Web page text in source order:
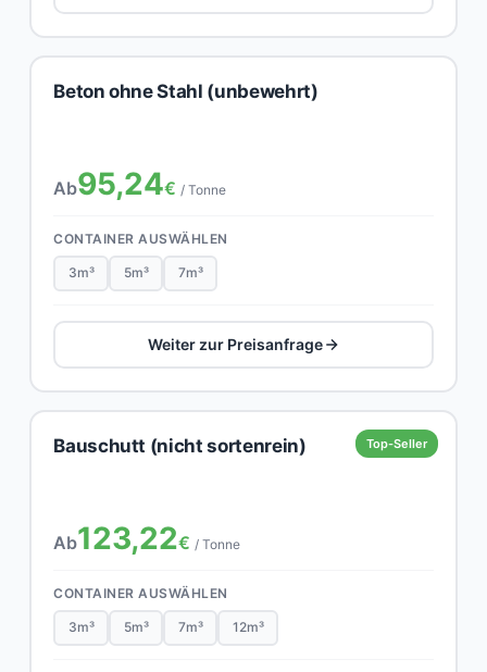
Beton ohne Stahl (unbewehrt)
Ab95,24€ / Tonne
CONTAINER AUSWÄHLEN
3m³ 5m³ 7m³
Weiter zur Preisanfrage
Top-Seller
Bauschutt (nicht sortenrein)
Ab123,22€ / Tonne
CONTAINER AUSWÄHLEN
3m³ 5m³ 7m³ 12m³